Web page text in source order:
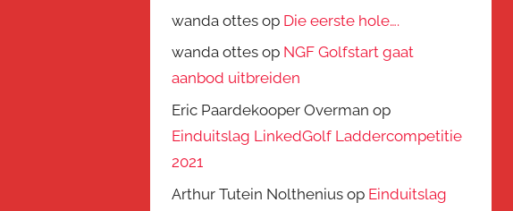
wanda ottes op Die eerste hole….
wanda ottes op NGF Golfstart gaat
aanbod uitbreiden
Eric Paardekooper Overman op
Einduitslag LinkedGolf Laddercompetitie
2021
Arthur Tutein Nolthenius op Einduitslag